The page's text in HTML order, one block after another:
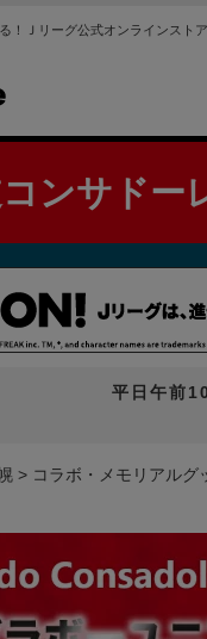
！Ｊリーグ公式オンラインストア
ンサドー
平日午前
コラボ・メモリアルグ